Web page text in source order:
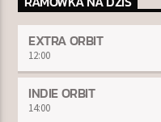
EXTRA ORBIT
12:00
INDIE ORBIT
14:00